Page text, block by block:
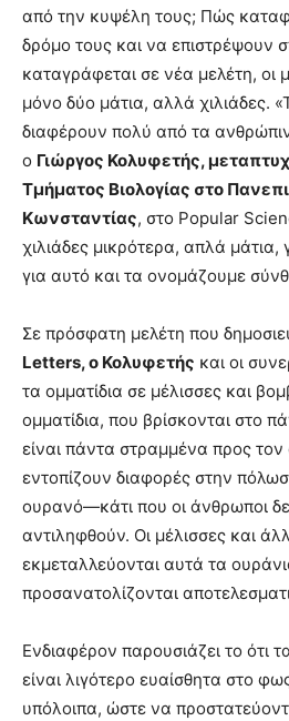
από την κυψέλη τους; Πώς
δρόμο τους και να επιστρέψουν
καταγράφεται σε νέα μελέτη, οι
μόνο δύο μάτια, αλλά χιλιάδες.
διαφέρουν πολύ από τα
ο Γιώργος Κολυφετής,
Τμήματος Βιολογίας στο
Κωνσταντίας, στο Popular
χιλιάδες μικρότερα, απλά
για αυτό και τα ονομάζουμε
Σε πρόσφατη μελέτη που
Letters, ο Κολυφετής και οι
τα ομματίδια σε μέλισσες και
ομματίδια, που βρίσκονται στο
είναι πάντα στραμμένα προς
εντοπίζουν διαφορές στην
ουρανό—κάτι που οι άνθρωποι
αντιληφθούν. Οι μέλισσες και
εκμεταλλεύονται αυτά τα
προσανατολίζονται
Ενδιαφέρον παρουσιάζει το ότι
είναι λιγότερο ευαίσθητα στο
υπόλοιπα, ώστε να